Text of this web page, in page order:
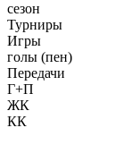
сезон
Турниры
Игры
голы (пен)
Передачи
Г+П
ЖК
КК